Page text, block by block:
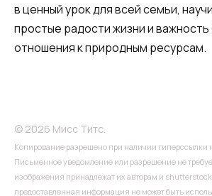
в ценный урок для всей семьи,
простые радости жизни и
отношения к природным ресурсам.
© 2026 Мисс Титс.
Копирование разрешено при наличии гиперссылки
Письменное уведомление или разрешение не
изображения принадлежат их авторам и
предоставленная информация не может быть